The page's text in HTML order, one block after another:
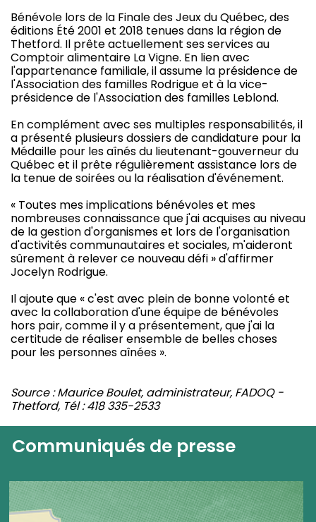
Bénévole lors de la Finale des Jeux du Québec, des
éditions Été 2001 et 2018 tenues dans la région de
Thetford. Il prête actuellement ses services au
Comptoir alimentaire La Vigne. En lien avec
l'appartenance familiale, il assume la présidence de
l'Association des familles Rodrigue et à la vice-
présidence de l'Association des familles Leblond.
En complément avec ses multiples responsabilités, il
a présenté plusieurs dossiers de candidature pour la
Médaille pour les aînés du lieutenant-gouverneur du
Québec et il prête régulièrement assistance lors de
la tenue de soirées ou la réalisation d'événement.
« Toutes mes implications bénévoles et mes
nombreuses connaissance que j'ai acquises au niveau
de la gestion d'organismes et lors de l'organisation
d'activités communautaires et sociales, m'aideront
sûrement à relever ce nouveau défi » d'affirmer
Jocelyn Rodrigue.
Il ajoute que « c'est avec plein de bonne volonté et
avec la collaboration d'une équipe de bénévoles
hors pair, comme il y a présentement, que j'ai la
certitude de réaliser ensemble de belles choses
pour les personnes aînées ».
Source : Maurice Boulet, administrateur, FADOQ -
Thetford, Tél : 418 335-2533
Communiqués de presse